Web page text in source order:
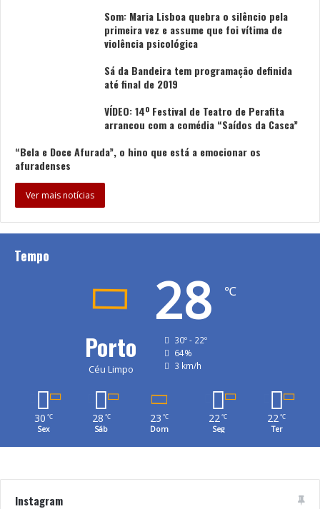
Som: Maria Lisboa quebra o silêncio pela
primeira vez e assume que foi vítima de
violência psicológica
Sá da Bandeira tem programação definida
até final de 2019
VÍDEO: 14º Festival de Teatro de Perafita
arrancou com a comédia “Saídos da Casca”
“Bela e Doce Afurada”, o hino que está a emocionar os
afuradenses
Ver mais notícias
Tempo
Porto
Céu Limpo
28 ℃
30º - 22º
64%
3 km/h
30 ℃
Sex
28 ℃
Sáb
23 ℃
Dom
22℃
Seg
22℃
Ter
Instagram